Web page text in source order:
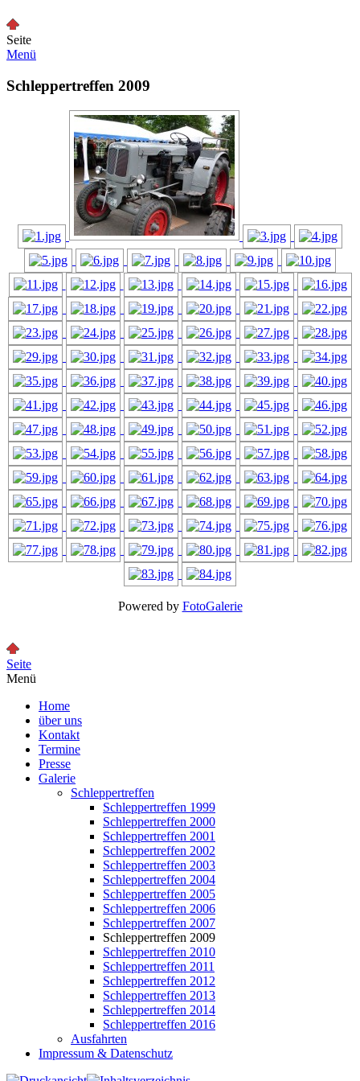
Seite
Menü
Schleppertreffen 2009
Powered by FotoGalerie
Seite
Menü
Home
über uns
Kontakt
Termine
Presse
Galerie
Schleppertreffen
Schleppertreffen 1999
Schleppertreffen 2000
Schleppertreffen 2001
Schleppertreffen 2002
Schleppertreffen 2003
Schleppertreffen 2004
Schleppertreffen 2005
Schleppertreffen 2006
Schleppertreffen 2007
Schleppertreffen 2009
Schleppertreffen 2010
Schleppertreffen 2011
Schleppertreffen 2012
Schleppertreffen 2013
Schleppertreffen 2014
Schleppertreffen 2016
Ausfahrten
Impressum & Datenschutz